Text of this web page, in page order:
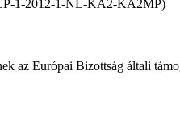
1-2012-1-NL-KA2-KA2MP)
az Európai Bizottság általi